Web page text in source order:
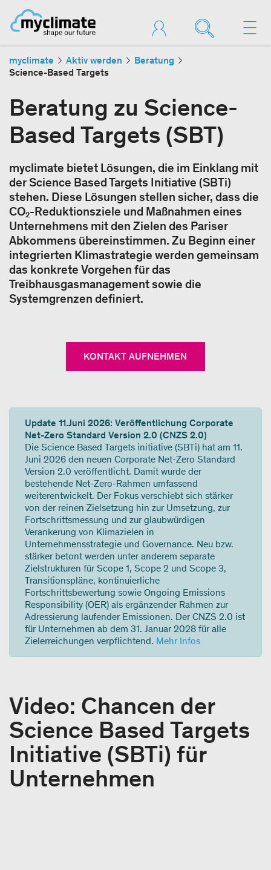
myclimate Aktiv werden
Beratung
Science-Based Targets
Beratung zu Science-
Based Targets (SBT)
myclimate bietet Lösungen, die im Einklang mit
der Science Based Targets Initiative (SBTi)
stehen. Diese Lösungen stellen sicher, dass die
CO₂-Reduktionsziele und Maßnahmen eines
Unternehmens mit den Zielen des Pariser
Abkommens übereinstimmen. Zu Beginn einer
integrierten Klimastrategie werden gemeinsam
das konkrete Vorgehen für das
Treibhausgasmanagement sowie die
Systemgrenzen definiert.
KONTAKT AUFNEHMEN
Update 11.Juni 2026: Veröffentlichung Corporate
Net-Zero Standard Version 2.0 (CNZS 2.0)
Die Science Based Targets initiative (SBTi) hat am 11.
Juni 2026 den neuen Corporate Net-Zero Standard
Version 2.0 veröffentlicht. Damit wurde der
bestehende Net-Zero-Rahmen umfassend
weiterentwickelt. Der Fokus verschiebt sich stärker
von der reinen Zielsetzung hin zur Umsetzung, zur
Fortschrittsmessung und zur glaubwürdigen
Verankerung von Klimazielen in
Unternehmensstrategie und Governance. Neu bzw.
stärker betont werden unter anderem separate
Zielstrukturen für Scope 1, Scope 2 und Scope 3,
Transitionspläne, kontinuierliche
Fortschrittsbewertung sowie Ongoing Emissions
Responsibility (OER) als ergänzender Rahmen zur
Adressierung laufender Emissionen. Der CNZS 2.0 ist
für Unternehmen ab dem 31. Januar 2028 für alle
Zielerreichungen verpflichtend. Mehr Infos
Video: Chancen der
Science Based Targets
Initiative (SBTi) für
Unternehmen